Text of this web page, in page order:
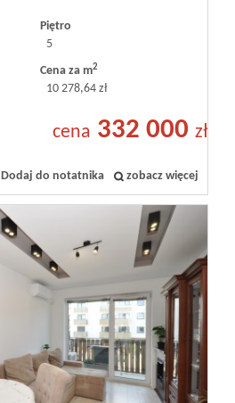
Piętro
5
Cena za m2
10 278,64 zł
cena 332 000 zł
Dodaj do notatnika zobacz więcej